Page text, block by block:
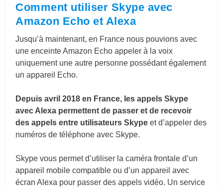
Comment utiliser Skype avec
Amazon Echo et Alexa
Jusqu’à maintenant, en France nous pouvions avec
une enceinte Amazon Echo appeler à la voix
uniquement une autre personne possédant également
un appareil Echo.
Depuis avril 2018 en France, les appels Skype
avec Alexa permettent de passer et de recevoir
des appels entre utilisateurs Skype et d’appeler des
numéros de téléphone avec Skype.
Skype vous permet d’utiliser la caméra frontale d’un
appareil mobile compatible ou d’un appareil avec
écran Alexa pour passer des appels vidéo. Un service